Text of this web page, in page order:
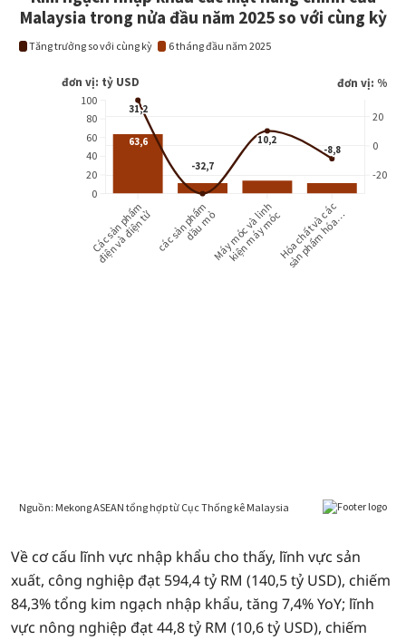
Về cơ cấu lĩnh vực nhập khẩu cho thấy, lĩnh vực sản
xuất, công nghiệp đạt 594,4 tỷ RM (140,5 tỷ USD), chiếm
84,3% tổng kim ngạch nhập khẩu, tăng 7,4% YoY; lĩnh
vực nông nghiệp đạt 44,8 tỷ RM (10,6 tỷ USD), chiếm